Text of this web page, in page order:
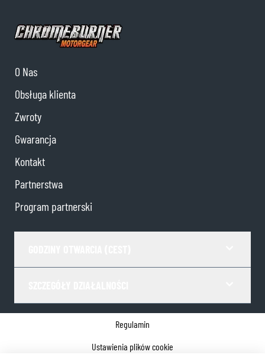
O Nas
Obsługa klienta
Zwroty
Gwarancja
Kontakt
Partnerstwa
Program partnerski
Regulamin
Ustawienia plików cookie